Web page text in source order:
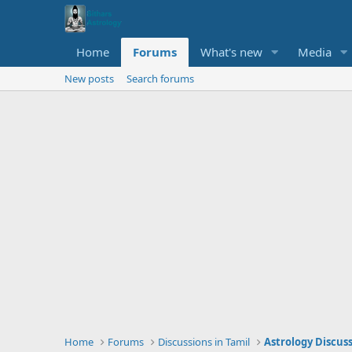
Home Forums What's new Media
New posts Search forums
Home Forums Discussions in Tamil Astrology